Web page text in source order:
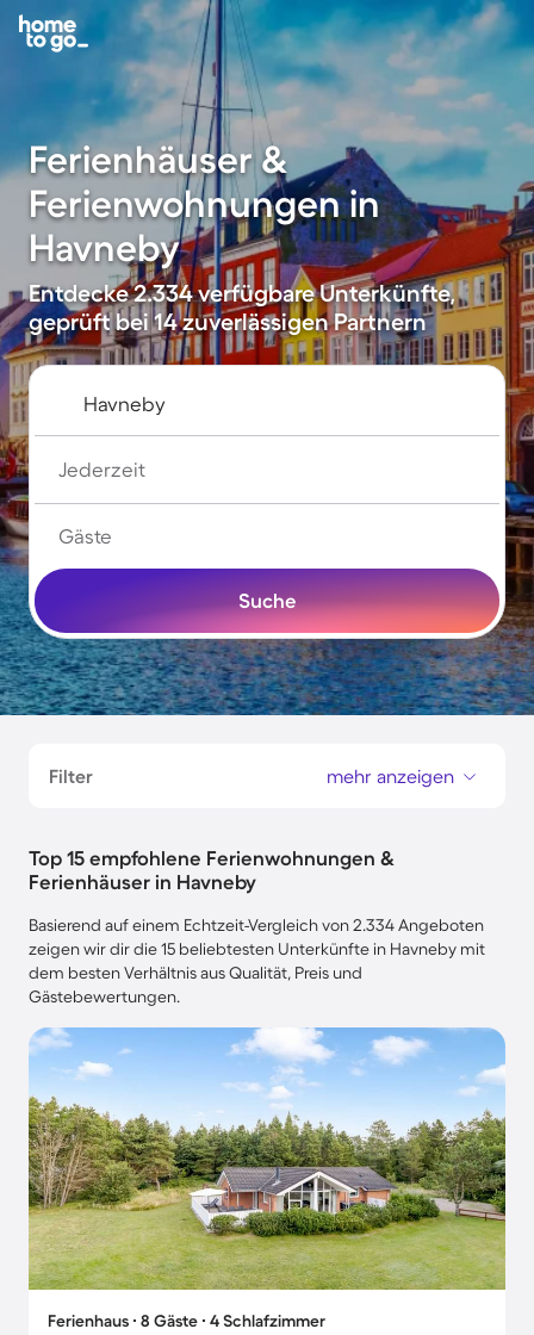
Ferienhäuser &
Ferienwohnungen in
Havneby
Entdecke 2.334 verfügbare Unterkünfte,
geprüft bei 14 zuverlässigen Partnern
Jederzeit
Gäste
Suche
Filter mehr anzeigen
Top 15 empfohlene Ferienwohnungen &
Ferienhäuser in Havneby
Basierend auf einem Echtzeit-Vergleich von 2.334 Angeboten
zeigen wir dir die 15 beliebtesten Unterkünfte in Havneby mit
dem besten Verhältnis aus Qualität, Preis und
Gästebewertungen.
Ferienhaus ∙ 8 Gäste ∙ 4 Schlafzimmer